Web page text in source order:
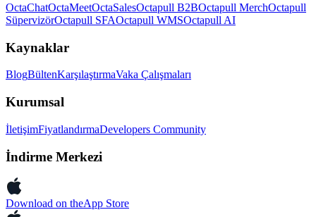
OctaChatOctaMeetOctaSalesOctapull B2BOctapull MerchOctapull
SüpervizörOctapull SFAOctapull WMSOctapull AI
Kaynaklar
BlogBültenKarşılaştırmaVaka Çalışmaları
Kurumsal
İletişimFiyatlandırmaDevelopers Community
İndirme Merkezi
Download on theApp Store